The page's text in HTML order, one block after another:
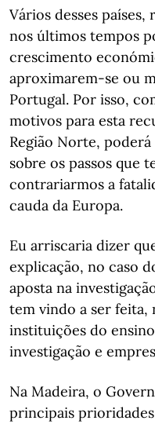
Vários desses
nos últimos tempos
crescimento
aproximarem-se ou
Portugal. Por isso,
motivos para esta
Região Norte,
sobre os passos que
contrariarmos a
cauda da Europa.
Eu arriscaria dizer
explicação, no caso
aposta na
tem vindo a ser feita,
instituições do
investigação e
Na Madeira, o
principais